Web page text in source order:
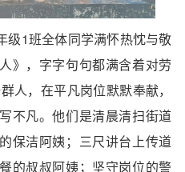
级1班全体同学满怀热忱与敬
》，字字句句都满含着对劳
人，在平凡岗位默默奉献，
不凡。他们是清晨清扫街道
保洁阿姨；三尺讲台上传道
的叔叔阿姨；坚守岗位的警